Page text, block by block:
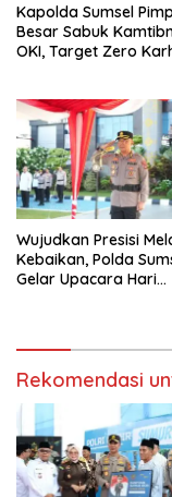
Kapolda Sumsel
Besar Sabuk
OKI, Target Zero
Wujudkan Presisi
Kebaikan, Polda
Gelar Upacara Hari
Rekomendasi